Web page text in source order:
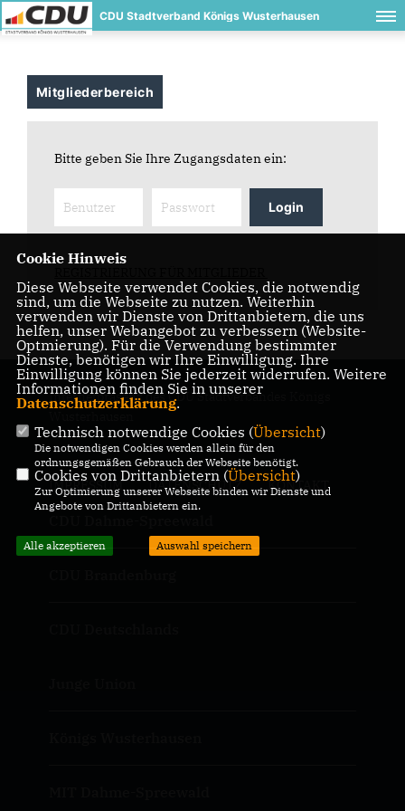
CDU Stadtverband Königs Wusterhausen
Mitgliederbereich
Bitte geben Sie Ihre Zugangsdaten ein:
Login
Internetpräsenz des CDU Stadtverbandes Königs
IMPRESSUM DATENSCHUTZ KONTAKT
Cookie Hinweis
Diese Webseite verwendet Cookies, die notwendig
sind, um die Webseite zu nutzen. Weiterhin
verwenden wir Dienste von Drittanbietern, die uns
helfen, unser Webangebot zu verbessern (Website-
Optmierung). Für die Verwendung bestimmter
Dienste, benötigen wir Ihre Einwilligung. Ihre
Einwilligung können Sie jederzeit widerrufen. Weitere
Informationen finden Sie in unserer
Datenschutzerklärung.
Technisch notwendige Cookies (Übersicht)
Die notwendigen Cookies werden allein für den
ordnungsgemäßen Gebrauch der Webseite benötigt.
Cookies von Drittanbietern (Übersicht)
Zur Optimierung unserer Webseite binden wir Dienste und
Angebote von Drittanbietern ein.
Alle akzeptieren Auswahl speichern